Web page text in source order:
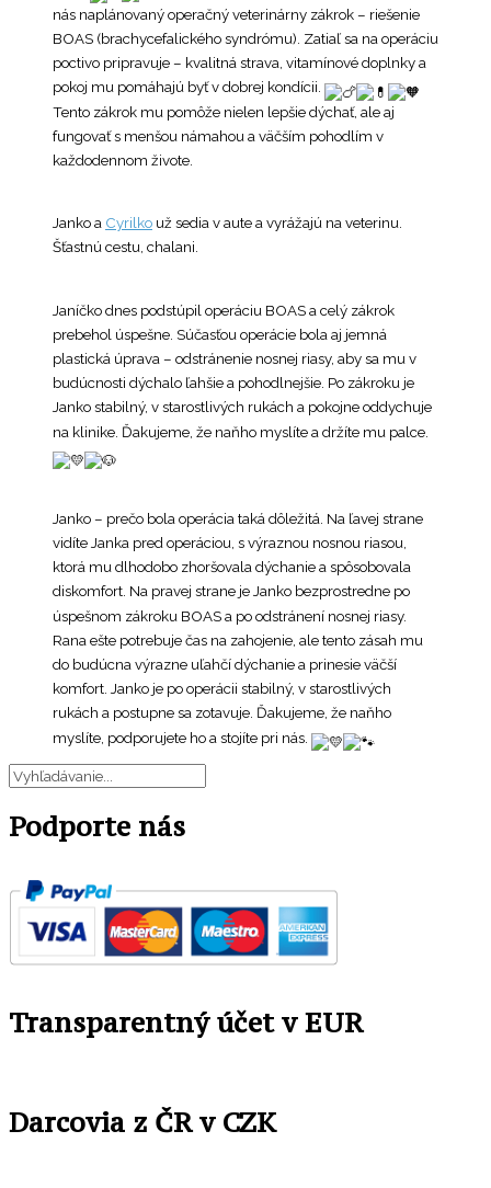
nás naplánovaný operačný veterinárny zákrok – riešenie
BOAS (brachycefalického syndrómu). Zatiaľ sa na operáciu
poctivo pripravuje – kvalitná strava, vitamínové doplnky a
pokoj mu pomáhajú byť v dobrej kondícii.
Tento zákrok mu pomôže nielen lepšie dýchať, ale aj
fungovať s menšou námahou a väčším pohodlím v
každodennom živote.
Janko a Cyrilko už sedia v aute a vyrážajú na veterinu.
Šťastnú cestu, chalani.
Janíčko dnes podstúpil operáciu BOAS a celý zákrok
prebehol úspešne. Súčasťou operácie bola aj jemná
plastická úprava – odstránenie nosnej riasy, aby sa mu v
budúcnosti dýchalo ľahšie a pohodlnejšie. Po zákroku je
Janko stabilný, v starostlivých rukách a pokojne oddychuje
na klinike. Ďakujeme, že naňho myslíte a držíte mu palce.
Janko – prečo bola operácia taká dôležitá. Na ľavej strane
vidíte Janka pred operáciou, s výraznou nosnou riasou,
ktorá mu dlhodobo zhoršovala dýchanie a spôsobovala
diskomfort. Na pravej strane je Janko bezprostredne po
úspešnom zákroku BOAS a po odstránení nosnej riasy.
Rana ešte potrebuje čas na zahojenie, ale tento zásah mu
do budúcna výrazne uľahčí dýchanie a prinesie väčší
komfort. Janko je po operácii stabilný, v starostlivých
rukách a postupne sa zotavuje. Ďakujeme, že naňho
myslíte, podporujete ho a stojíte pri nás.
Podporte nás
Transparentný účet v EUR
Darcovia z ČR v CZK